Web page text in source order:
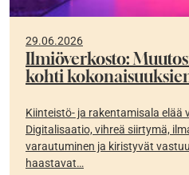
29.06.2026
Ilmiöverkosto:
kohti
Kiinteistö- ja rakentamisala
Digitalisaatio, vihreä siirtymä,
varautuminen ja kiristyvät
haastavat…